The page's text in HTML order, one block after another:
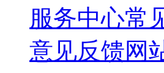
服务中心常
意见反馈网